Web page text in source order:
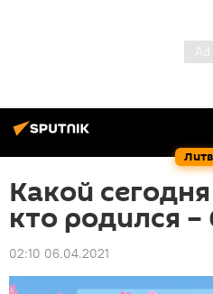
Какой
кто родился –
02:10 06.04.2021